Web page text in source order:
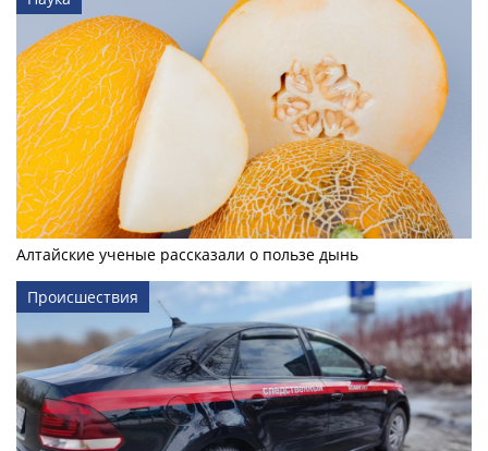
Алтайские ученые рассказали о пользе дынь
Происшествия